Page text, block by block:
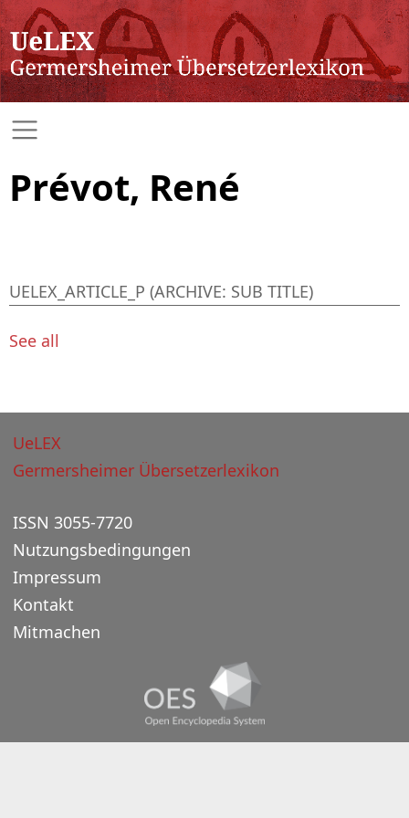
Prévot, René
UELEX_ARTICLE_P (ARCHIVE: SUB TITLE)
See all
UeLEX
Germersheimer Übersetzerlexikon
ISSN 3055-7720
Nutzungsbedingungen
Impressum
Kontakt
Mitmachen